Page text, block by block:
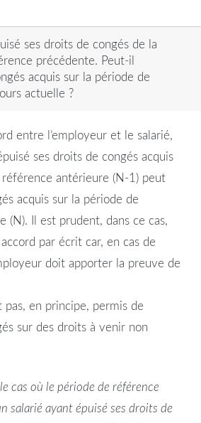
ses droits de congés de la
précédente. Peut-il
acquis sur la période de
actuelle ?
entre l’employeur et le salarié,
ses droits de congés acquis
antérieure (N-1) peut
acquis sur la période de
(N). Il est prudent, dans ce cas,
par écrit car, en cas de
doit apporter la preuve de
pas, en principe, permis de
sur des droits à venir non
cas où le période de référence
salarié ayant épuisé ses droits de